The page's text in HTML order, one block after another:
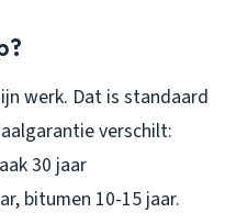
werk. Dat is standaard
verschilt:
30 jaar
bitumen 10-15 jaar.